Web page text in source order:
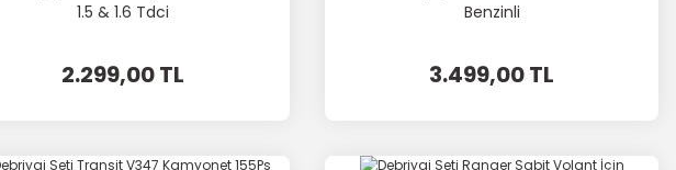
1.5 & 1.6 Tdci
2.299,00 TL
Benzinli
3.499,00 TL